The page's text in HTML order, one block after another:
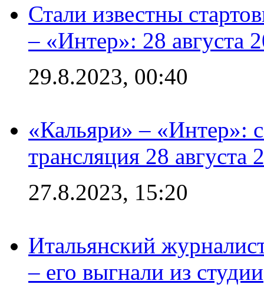
Стали известны
– «Интер»: 28 августа
29.8.2023, 00:40
«Кальяри» – «Интер»:
трансляция 28 августа
27.8.2023, 15:20
Итальянский
– его выгнали из студии